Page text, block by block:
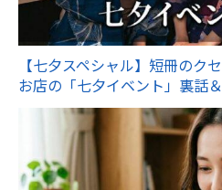
【七夕スペシャル】短冊のク
お店の「七夕イベント」裏話